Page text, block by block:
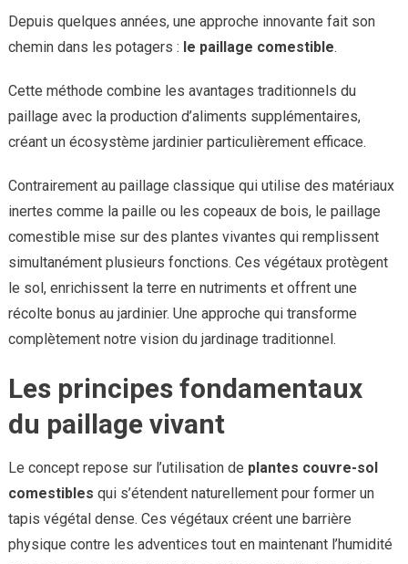
Depuis quelques années, une approche innovante fait son
chemin dans les potagers : le paillage comestible.
Cette méthode combine les avantages traditionnels du
paillage avec la production d’aliments supplémentaires,
créant un écosystème jardinier particulièrement efficace.
Contrairement au paillage classique qui utilise des matériaux
inertes comme la paille ou les copeaux de bois, le paillage
comestible mise sur des plantes vivantes qui remplissent
simultanément plusieurs fonctions. Ces végétaux protègent
le sol, enrichissent la terre en nutriments et offrent une
récolte bonus au jardinier. Une approche qui transforme
complètement notre vision du jardinage traditionnel.
Les principes fondamentaux
du paillage vivant
Le concept repose sur l’utilisation de plantes couvre-sol
comestibles qui s’étendent naturellement pour former un
tapis végétal dense. Ces végétaux créent une barrière
physique contre les adventices tout en maintenant l’humidité